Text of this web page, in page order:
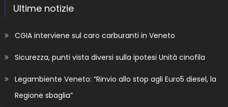
Ultime notizie
CGIA interviene sul caro carburanti in Veneto
Sicurezza, punti vista diversi sulla ipotesi Unità cinofila
Legambiente Veneto: “Rinvio allo stop agli Euro5 diesel, la
Regione sbaglia”